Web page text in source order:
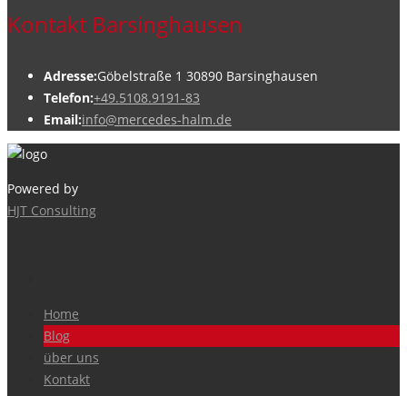
Kontakt Barsinghausen
Adresse:Göbelstraße 1 30890 Barsinghausen
Telefon:+49.5108.9191-83
Email:info@mercedes-halm.de
Powered by
HJT Consulting
Home
Blog
über uns
Kontakt